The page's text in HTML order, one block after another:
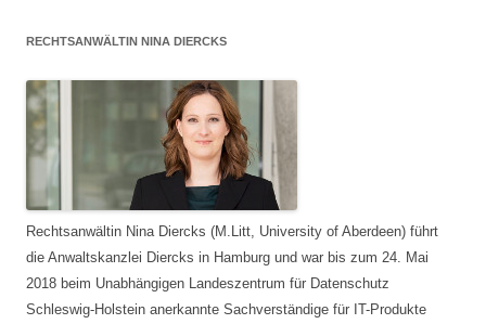
RECHTSANWÄLTIN NINA DIERCKS
Rechtsanwältin Nina Diercks (M.Litt, University of Aberdeen) führt
die Anwaltskanzlei Diercks in Hamburg und war bis zum 24. Mai
2018 beim Unabhängigen Landeszentrum für Datenschutz
Schleswig-Holstein anerkannte Sachverständige für IT-Produkte